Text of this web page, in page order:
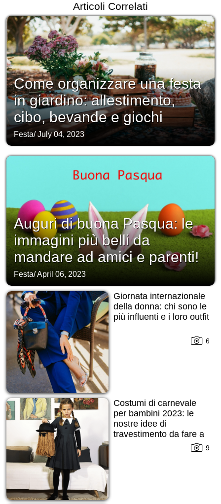
Articoli Correlati
Come organizzare una festa
in giardino: allestimento,
cibo, bevande e giochi
Festa/July 04, 2023
Auguri di buona Pasqua: le
immagini più belli da
mandare ad amici e parenti!
Festa/April 06, 2023
Giornata internazionale
della donna: chi sono le
più influenti e i loro outfit
6
Costumi di carnevale
per bambini 2023: le
nostre idee di
travestimento da fare a
9